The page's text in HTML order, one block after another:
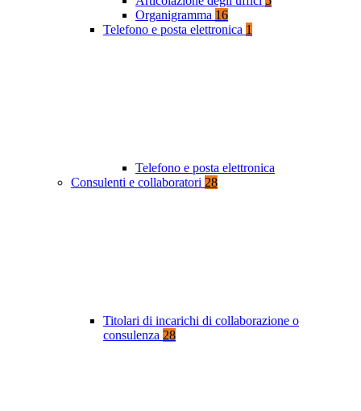
Organigramma 16
Telefono e posta elettronica 1
Telefono e posta elettronica
Consulenti e collaboratori 28
Titolari di incarichi di collaborazione o
consulenza 28